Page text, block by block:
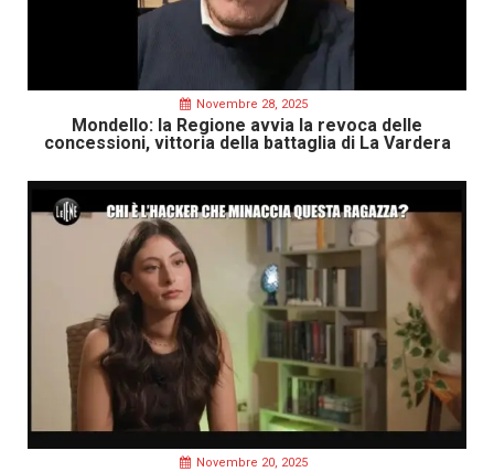
Novembre 28, 2025
Mondello: la Regione avvia la revoca delle
concessioni, vittoria della battaglia di La Vardera
Novembre 20, 2025